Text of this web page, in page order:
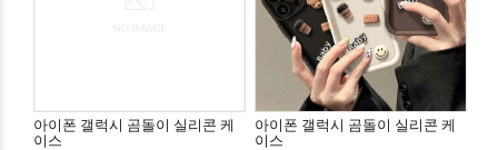
아이폰 갤럭시 곰돌이 실리콘 케
이스
아이폰 갤럭시 곰돌이 실리콘 케
이스